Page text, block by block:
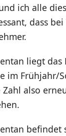
ich alle
dass
liegt das
im Frühjahr/
Zahl also
befindet